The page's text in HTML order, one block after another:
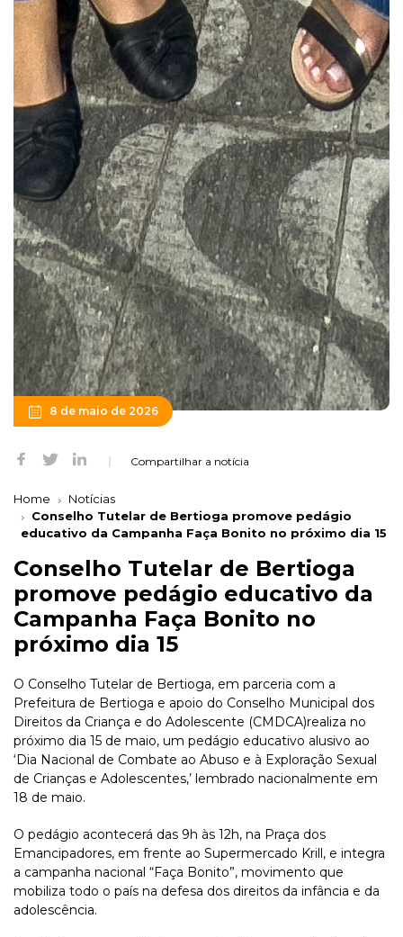
8 de maio de 2026
Compartilhar a notícia
Home
Notícias
Conselho Tutelar de Bertioga promove pedágio
educativo da Campanha Faça Bonito no próximo dia 15
Conselho Tutelar de Bertioga
promove pedágio educativo da
Campanha Faça Bonito no
próximo dia 15
O Conselho Tutelar de Bertioga, em parceria com a
Prefeitura de Bertioga e apoio do Conselho Municipal dos
Direitos da Criança e do Adolescente (CMDCA)realiza no
próximo dia 15 de maio, um pedágio educativo alusivo ao
‘Dia Nacional de Combate ao Abuso e à Exploração Sexual
de Crianças e Adolescentes,’ lembrado nacionalmente em
18 de maio.
O pedágio acontecerá das 9h às 12h, na Praça dos
Emancipadores, em frente ao Supermercado Krill, e integra
a campanha nacional “Faça Bonito”, movimento que
mobiliza todo o país na defesa dos direitos da infância e da
adolescência.